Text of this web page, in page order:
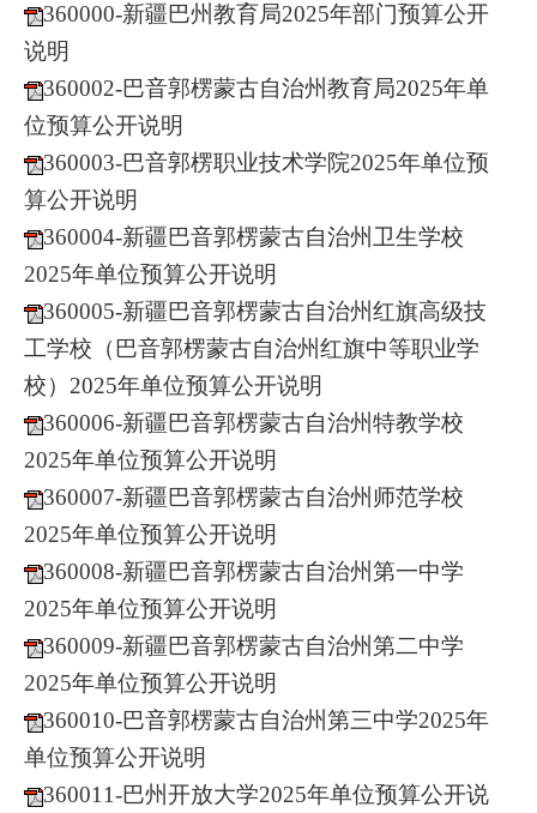
360000-新疆巴州教育局2025年部门预算公开
说明
360002-巴音郭楞蒙古自治州教育局2025年单
位预算公开说明
360003-巴音郭楞职业技术学院2025年单位预
算公开说明
360004-新疆巴音郭楞蒙古自治州卫生学校
2025年单位预算公开说明
360005-新疆巴音郭楞蒙古自治州红旗高级技
工学校（巴音郭楞蒙古自治州红旗中等职业学
校）2025年单位预算公开说明
360006-新疆巴音郭楞蒙古自治州特教学校
2025年单位预算公开说明
360007-新疆巴音郭楞蒙古自治州师范学校
2025年单位预算公开说明
360008-新疆巴音郭楞蒙古自治州第一中学
2025年单位预算公开说明
360009-新疆巴音郭楞蒙古自治州第二中学
2025年单位预算公开说明
360010-巴音郭楞蒙古自治州第三中学2025年
单位预算公开说明
360011-巴州开放大学2025年单位预算公开说